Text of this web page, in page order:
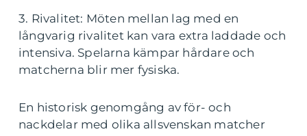
3. Rivalitet: Möten mellan lag med en
långvarig rivalitet kan vara extra laddade och
intensiva. Spelarna kämpar hårdare och
matcherna blir mer fysiska.
En historisk genomgång av för- och
nackdelar med olika allsvenskan matcher